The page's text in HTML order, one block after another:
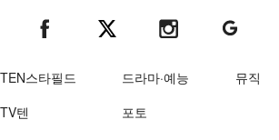
아 네이버TV
텐아시아 페이스북텐아시아 엑스텐아시아 인스타그램
텐아시아
TEN스타필드 드라마·예능
뮤직
TV텐 포토